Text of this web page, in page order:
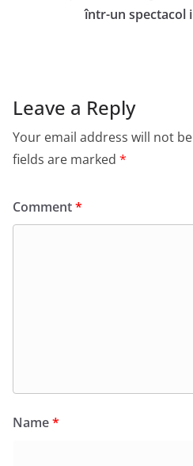
într-un spectacol
Leave a Reply
Your email address will not
fields are marked *
Comment*
Name*